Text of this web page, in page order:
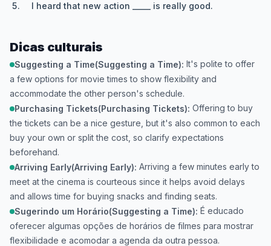
I heard that new action _____ is really good.
Dicas culturais
Suggesting a Time(Suggesting a Time): It's polite to offer
a few options for movie times to show flexibility and
accommodate the other person's schedule.
Purchasing Tickets(Purchasing Tickets): Offering to buy
the tickets can be a nice gesture, but it's also common to each
buy your own or split the cost, so clarify expectations
beforehand.
Arriving Early(Arriving Early): Arriving a few minutes early to
meet at the cinema is courteous since it helps avoid delays
and allows time for buying snacks and finding seats.
Sugerindo um Horário(Suggesting a Time): É educado
oferecer algumas opções de horários de filmes para mostrar
flexibilidade e acomodar a agenda da outra pessoa.